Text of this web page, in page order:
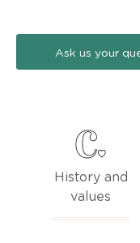
History and
values